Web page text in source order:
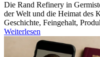
Die Rand Refinery in
der Welt und die Heimat des
Geschichte, Feingehalt,
Weiterlesen